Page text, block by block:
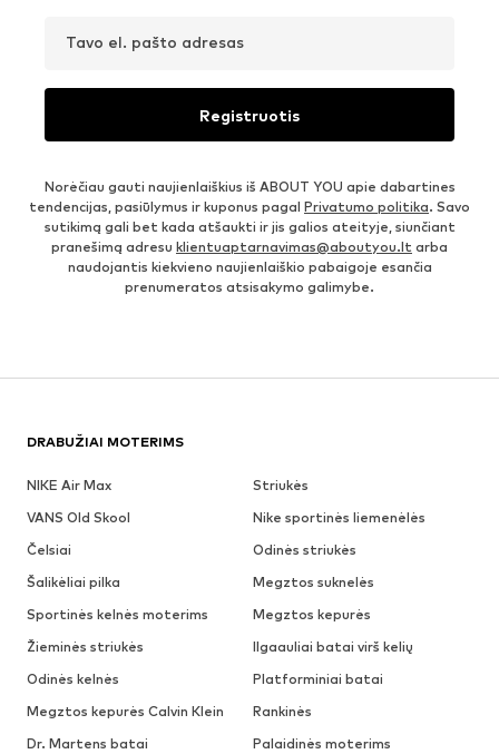
Tavo el. pašto adresas
Registruotis
Norėčiau gauti naujienlaiškius iš ABOUT YOU apie dabartines
tendencijas, pasiūlymus ir kuponus pagal Privatumo politika. Savo
sutikimą gali bet kada atšaukti ir jis galios ateityje, siunčiant
pranešimą adresu klientuaptarnavimas@aboutyou.lt arba
naudojantis kiekvieno naujienlaiškio pabaigoje esančia
prenumeratos atsisakymo galimybe.
DRABUŽIAI MOTERIMS
NIKE Air Max
Striukės
VANS Old Skool
Nike sportinės liemenėlės
Čelsiai
Odinės striukės
Šalikėliai pilka
Megztos suknelės
Sportinės kelnės moterims
Megztos kepurės
Žieminės striukės
Ilgaauliai batai virš kelių
Odinės kelnės
Platforminiai batai
Megztos kepurės Calvin Klein
Rankinės
Dr. Martens batai
Palaidinės moterims